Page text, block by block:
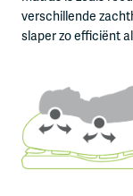
verschillende
slaper zo efficiënt